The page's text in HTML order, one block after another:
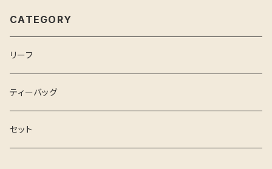
CATEGORY
リーフ
ティーバッグ
セット